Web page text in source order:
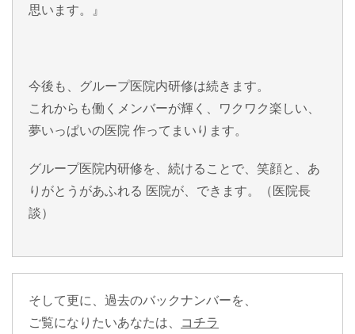
思います。』
今後も、グループ医院内研修は続きます。
これからも働くメンバーが輝く、ワクワク楽しい、
夢いっぱいの医院 作ってまいります。
グループ医院内研修を、続けることで、笑顔と、あ
りがとうがあふれる 医院が、できます。（医院長
談）
そして更に、 過去のバックナンバーを、
ご覧になりたいあなたは、
コチラ